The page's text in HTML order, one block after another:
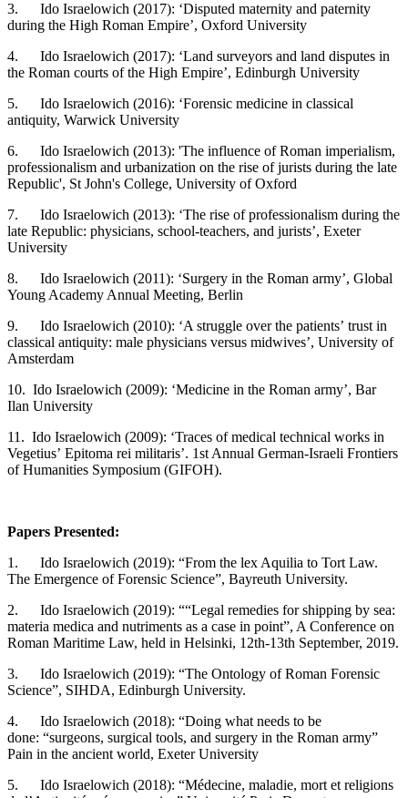
3. Ido Israelowich (2017): ‘Disputed maternity and paternity
during the High Roman Empire’, Oxford University
4. Ido Israelowich (2017): ‘Land surveyors and land disputes in
the Roman courts of the High Empire’, Edinburgh University
5. Ido Israelowich (2016): ‘Forensic medicine in classical
antiquity, Warwick University
6. Ido Israelowich (2013): 'The influence of Roman imperialism,
professionalism and urbanization on the rise of jurists during the late
Republic', St John's College, University of Oxford
7. Ido Israelowich (2013): ‘The rise of professionalism during the
late Republic: physicians, school-teachers, and jurists’, Exeter
University
8. Ido Israelowich (2011): ‘Surgery in the Roman army’, Global
Young Academy Annual Meeting, Berlin
9. Ido Israelowich (2010): ‘A struggle over the patients’ trust in
classical antiquity: male physicians versus midwives’, University of
Amsterdam
10. Ido Israelowich (2009): ‘Medicine in the Roman army’, Bar
Ilan University
11. Ido Israelowich (2009): ‘Traces of medical technical works in
Vegetius’ Epitoma rei militaris’. 1st Annual German-Israeli Frontiers
of Humanities Symposium (GIFOH).
Papers Presented:
1. Ido Israelowich (2019): “From the lex Aquilia to Tort Law.
The Emergence of Forensic Science”, Bayreuth University.
2. Ido Israelowich (2019): ““Legal remedies for shipping by sea:
materia medica and nutriments as a case in point”, A Conference on
Roman Maritime Law, held in Helsinki, 12th-13th September, 2019.
3. Ido Israelowich (2019): “The Ontology of Roman Forensic
Science”, SIHDA, Edinburgh University.
4. Ido Israelowich (2018): “Doing what needs to be
done: “surgeons, surgical tools, and surgery in the Roman army”
Pain in the ancient world, Exeter University
5. Ido Israelowich (2018): “Médecine, maladie, mort et religions